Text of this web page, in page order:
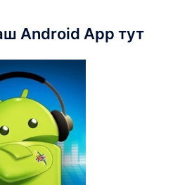
Android App тут